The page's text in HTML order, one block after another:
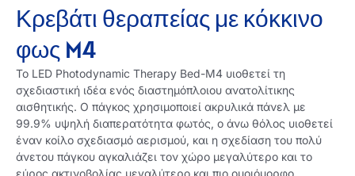
Κρεβάτι θεραπείας με κόκκινο
φως M4
Το LED Photodynamic Therapy Bed-M4 υιοθετεί τη
σχεδιαστική ιδέα ενός διαστημόπλοιου ανατολίτικης
αισθητικής. Ο πάγκος χρησιμοποιεί ακρυλικά πάνελ με
99.9% υψηλή διαπερατότητα φωτός, ο άνω θόλος υιοθετεί
έναν κοίλο σχεδιασμό αερισμού, και η σχεδίαση του πολύ
άνετου πάγκου αγκαλιάζει τον χώρο μεγαλύτερο και το